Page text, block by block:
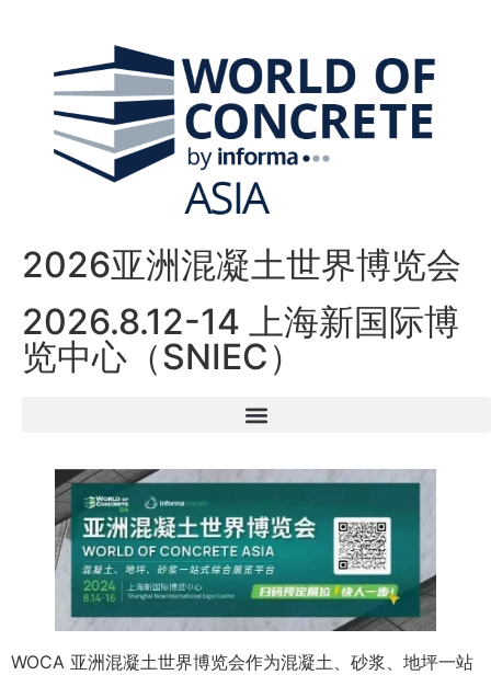
2026亚洲混凝土世界博览会
2026.8.12-14 上海新国际博
览中心（SNIEC）
WOCA 亚洲混凝土世界博览会作为混凝土、砂浆、地坪一站